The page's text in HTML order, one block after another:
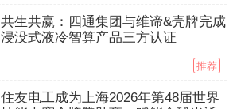
共生共赢：四通集团与维谛&壳牌完成
浸没式液冷智算产品三方认证
推荐
住友电工成为上海2026年第48届世界